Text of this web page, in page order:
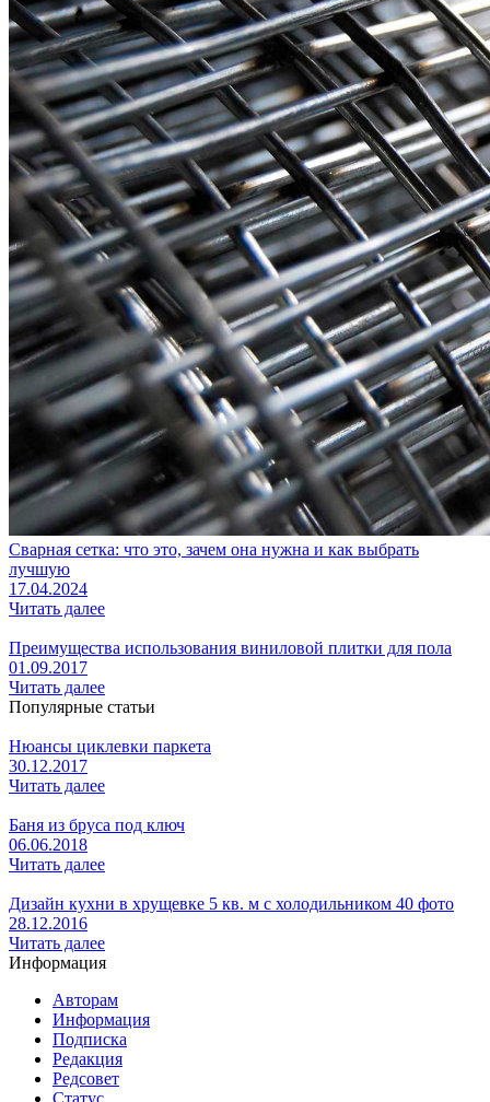
Сварная сетка: что это, зачем она нужна и как выбрать
лучшую
17.04.2024
Читать далее
Преимущества использования виниловой плитки для пола
01.09.2017
Читать далее
Популярные статьи
Нюансы циклевки паркета
30.12.2017
Читать далее
Баня из бруса под ключ
06.06.2018
Читать далее
Дизайн кухни в хрущевке 5 кв. м с холодильником 40 фото
28.12.2016
Читать далее
Информация
Авторам
Информация
Подписка
Редакция
Редсовет
Статус